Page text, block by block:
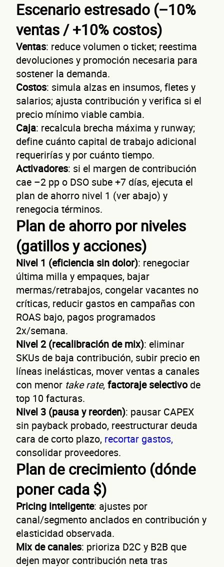
Escenario estresado (–10%
ventas / +10% costos)
Ventas: reduce volumen o ticket; reestima
devoluciones y promoción necesaria para
sostener la demanda.
Costos: simula alzas en insumos, fletes y
salarios; ajusta contribución y verifica si el
precio mínimo viable cambia.
Caja: recalcula brecha máxima y runway;
define cuánto capital de trabajo adicional
requerirías y por cuánto tiempo.
Activadores: si el margen de contribución
cae –2 pp o DSO sube +7 días, ejecuta el
plan de ahorro nivel 1 (ver abajo) y
renegocia términos.
Plan de ahorro por niveles
(gatillos y acciones)
Nivel 1 (eficiencia sin dolor): renegociar
última milla y empaques, bajar
mermas/retrabajos, congelar vacantes no
críticas, reducir gastos en campañas con
ROAS bajo, pagos programados
2x/semana.
Nivel 2 (recalibración de mix): eliminar
SKUs de baja contribución, subir precio en
líneas inelásticas, mover ventas a canales
con menor take rate, factoraje selectivo de
top 10 facturas.
Nivel 3 (pausa y reorden): pausar CAPEX
sin payback probado, reestructurar deuda
cara de corto plazo, recortar gastos,
consolidar proveedores.
Plan de crecimiento (dónde
poner cada $)
Pricing inteligente: ajustes por
canal/segmento anclados en contribución y
elasticidad observada.
Mix de canales: prioriza D2C y B2B que
dejen mayor contribución neta tras
Autorización inmediata
Solicita aquí tulínea de liquidez
Esta es una conversación de 2 minutos, no un trámite
de